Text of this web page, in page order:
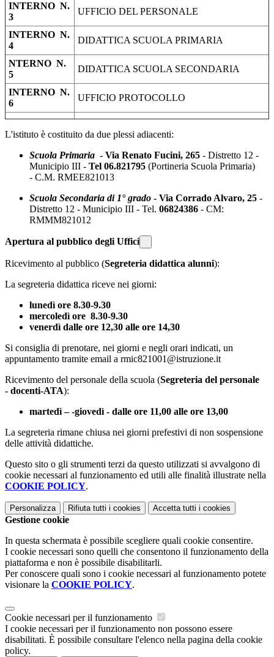
INTERNO N.
3
UFFICIO DEL PERSONALE
INTERNO N.
4
DIDATTICA SCUOLA PRIMARIA
NTERNO N.
5
DIDATTICA SCUOLA SECONDARIA
INTERNO N.
6
UFFICIO PROTOCOLLO
L'istituto è costituito da due plessi adiacenti:
Scuola Primaria - Via Renato Fucini, 265 - Distretto 12 -
Municipio III - Tel 06.821795 (Portineria Scuola Primaria)
- C.M. RMEE821013
Scuola Secondaria di 1° grado - Via Corrado Alvaro, 25 -
Distretto 12 - Municipio III - Tel. 06824386 - CM:
RMMM821012
Apertura al pubblico degli Uffici
Ricevimento al pubblico (Segreteria didattica alunni):
La segreteria didattica riceve nei giorni:
lunedì ore 8.30-9.30
mercoledì ore 8.30-9.30
venerdì dalle ore 12,30 alle ore 14,30
Si consiglia di prenotare, nei giorni e negli orari indicati, un
appuntamento tramite email a rmic821001@istruzione.it
Ricevimento del personale della scuola (Segreteria del personale
- docenti-ATA):
martedì – -giovedì - dalle ore 11,00 alle ore 13,00
La segreteria rimane chiusa nei giorni prefestivi di non sospensione
delle attività didattiche.
Questo sito o gli strumenti terzi da questo utilizzati si avvalgono di
cookie necessari al funzionamento ed utili alle finalità illustrate nella
COOKIE POLICY.
Personalizza Rifiuta tutti i cookies Accetta tutti i cookies
Gestione cookie
In questa schermata è possibile scegliere quali cookie consentire.
I cookie necessari sono quelli che consentono il funzionamento della
piattaforma e non è possibile disabilitarli.
Per conoscere quali sono i cookie necessari al funzionamento potete
visionare la COOKIE POLICY.
Cookie necessari per il funzionamento
I cookie necessari per il funzionamento non possono essere
disabilitati. È possibile consultare l'elenco nella pagina della cookie
policy.